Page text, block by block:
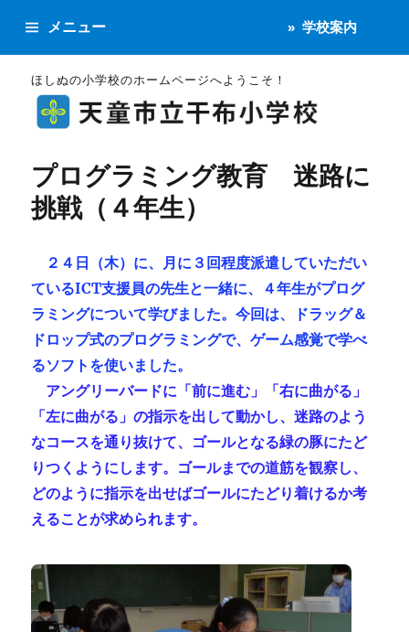
ほしぬの小学校のホームページへようこそ！
メニュー 学校案内
プログラミング教育 迷路に
挑戦（４年生）
２４日（木）に、月に３回程度派遣していただい
ているICT支援員の先生と一緒に、４年生がプログ
ラミングについて学びました。今回は、ドラッグ＆
ドロップ式のプログラミングで、ゲーム感覚で学べ
るソフトを使いました。
アングリーバードに「前に進む」「右に曲がる」
「左に曲がる」の指示を出して動かし、迷路のよう
なコースを通り抜けて、ゴールとなる緑の豚にたど
りつくようにします。ゴールまでの道筋を観察し、
どのように指示を出せばゴールにたどり着けるか考
えることが求められます。